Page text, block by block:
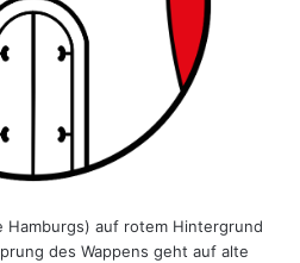
Hamburgs) auf rotem Hintergrund
des Wappens geht auf alte